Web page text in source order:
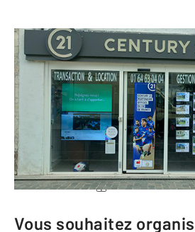
CENTURY 21
7 place du
77580 CRECY LA
Me rendre à
Téléphoner à
Vous souhaitez organiser une Fête